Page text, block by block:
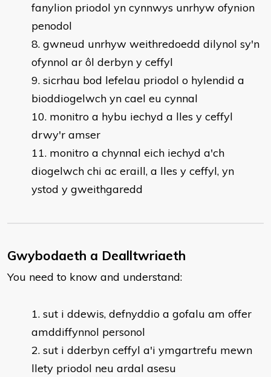
fanylion priodol yn cynnwys unrhyw ofynion
penodol
gwneud unrhyw weithredoedd dilynol sy'n
ofynnol ar ôl derbyn y ceffyl
sicrhau bod lefelau priodol o hylendid a
bioddiogelwch yn cael eu cynnal
monitro a hybu iechyd a lles y ceffyl
drwy'r amser
monitro a chynnal eich iechyd a'ch
diogelwch chi ac eraill, a lles y ceffyl, yn
ystod y gweithgaredd
Gwybodaeth a Dealltwriaeth
You need to know and understand:
​sut i ddewis, defnyddio a gofalu am offer
amddiffynnol personol
sut i dderbyn ceffyl a'i ymgartrefu mewn
llety priodol neu ardal asesu